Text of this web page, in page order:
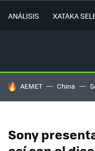
ANÁLISIS XATAKA
HOY SE HABLA DE
AEMET China
Sony